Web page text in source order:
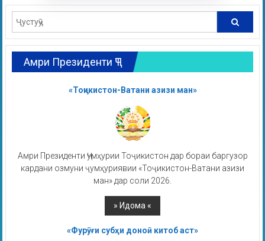
Амри Президенти ҶТ
«Тоҷикистон-Ватани азизи ман»
Амри Президенти Ҷумҳурии Тоҷикистон дар бораи баргузор
кардани озмуни ҷумҳуриявии «Тоҷикистон-Ватани азизи
ман» дар соли 2026.
«Фурӯғи субҳи доноӣ китоб аст»